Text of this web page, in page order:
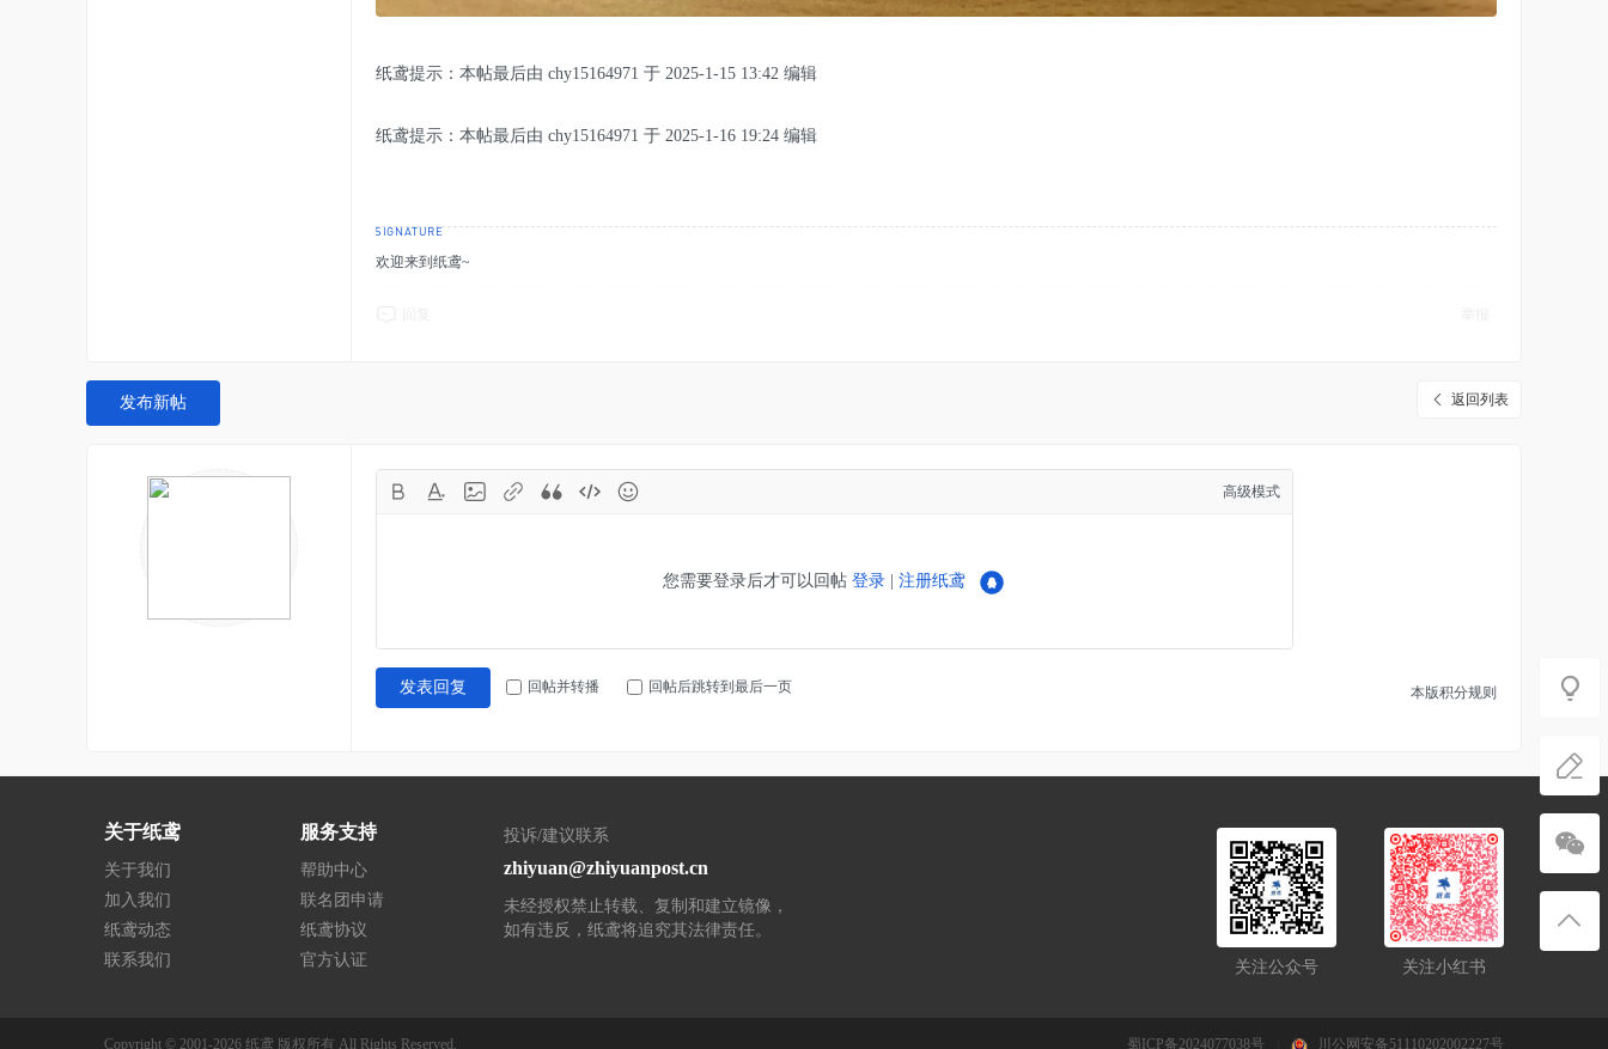
纸鸢提示：本帖最后由 chy15164971 于 2025-1-15 13:42 编辑
纸鸢提示：本帖最后由 chy15164971 于 2025-1-16 19:24 编辑
欢迎来到纸鸢~
返回列表
发布新帖
高级模式
您需要登录后才可以回帖 登录 注册纸鸢
本版积分规则
发表回复 回帖并转播 回帖后跳转到最后一页
关于纸鸢
关于我们
加入我们
纸鸢动态
联系我们
服务支持
帮助中心
联名团申请
纸鸢协议
官方认证
投诉/建议联系
zhiyuan@zhiyuanpost.cn
未经授权禁止转载、复制和建立镜像，
如有违反，纸鸢将追究其法律责任。
关注小红书
关注公众号
Copyright © 2001-2026 纸鸢 版权所有 All Rights Reserved. 蜀ICP备2024077038号 川公网安备51110202002227号